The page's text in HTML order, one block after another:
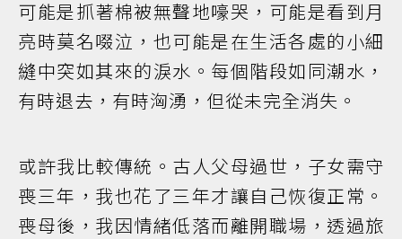
可能是抓著棉被無聲地嚎哭，可能是看到月
亮時莫名啜泣，也可能是在生活各處的小細
縫中突如其來的淚水。每個階段如同潮水，
有時退去，有時洶湧，但從未完全消失。
或許我比較傳統。古人父母過世，子女需守
喪三年，我也花了三年才讓自己恢復正常。
喪母後，我因情緒低落而離開職場，透過旅